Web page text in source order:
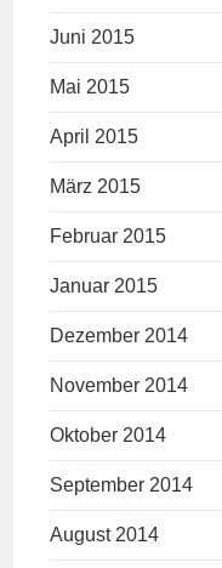
Juni 2015
Mai 2015
April 2015
März 2015
Februar 2015
Januar 2015
Dezember 2014
November 2014
Oktober 2014
September 2014
August 2014